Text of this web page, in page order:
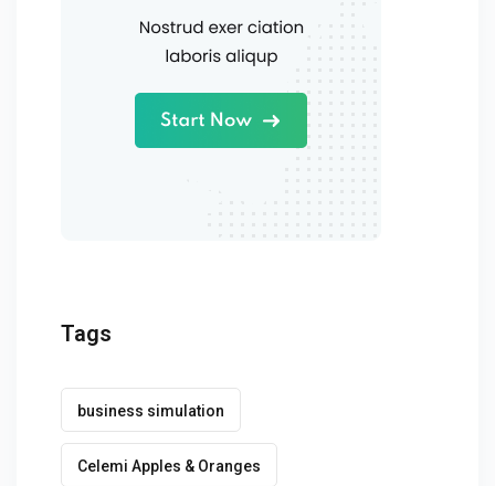
Tags
business simulation
Celemi Apples & Oranges